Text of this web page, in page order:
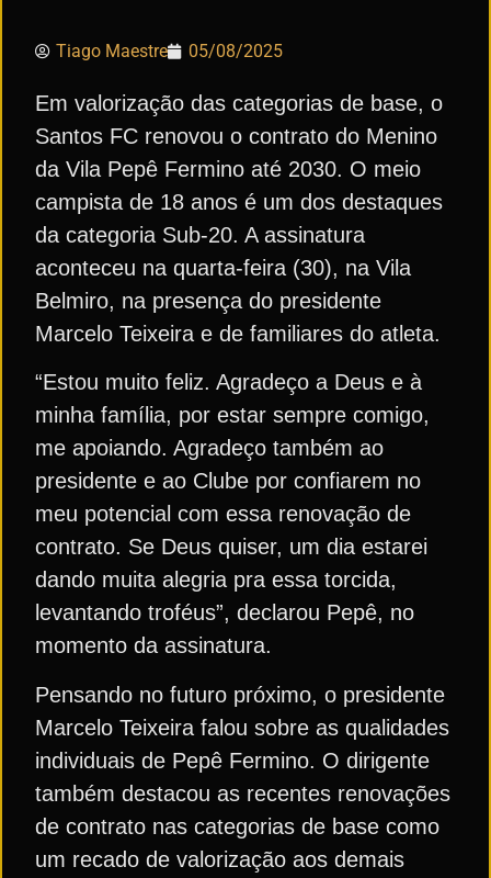
Tiago Maestre 05/08/2025
Em valorização das categorias de base, o
Santos FC renovou o contrato do Menino
da Vila Pepê Fermino até 2030. O meio
campista de 18 anos é um dos destaques
da categoria Sub-20. A assinatura
aconteceu na quarta-feira (30), na Vila
Belmiro, na presença do presidente
Marcelo Teixeira e de familiares do atleta.
“Estou muito feliz. Agradeço a Deus e à
minha família, por estar sempre comigo,
me apoiando. Agradeço também ao
presidente e ao Clube por confiarem no
meu potencial com essa renovação de
contrato. Se Deus quiser, um dia estarei
dando muita alegria pra essa torcida,
levantando troféus”, declarou Pepê, no
momento da assinatura.
Pensando no futuro próximo, o presidente
Marcelo Teixeira falou sobre as qualidades
individuais de Pepê Fermino. O dirigente
também destacou as recentes renovações
de contrato nas categorias de base como
um recado de valorização aos demais